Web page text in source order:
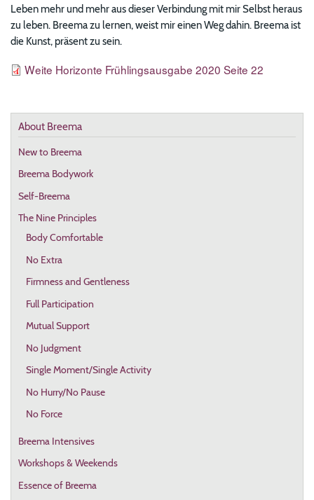
Leben mehr und mehr aus dieser Verbindung mit mir Selbst heraus
zu leben. Breema zu lernen, weist mir einen Weg dahin. Breema ist
die Kunst, präsent zu sein.
Resources
FileWeite Horizonte Frühlingsausgabe 2020 Seite 22
About Breema
New to Breema
Breema Bodywork
Self-Breema
The Nine Principles
Body Comfortable
No Extra
Firmness and Gentleness
Full Participation
Mutual Support
No Judgment
Single Moment/Single Activity
No Hurry/No Pause
No Force
Breema Intensives
Workshops & Weekends
Essence of Breema